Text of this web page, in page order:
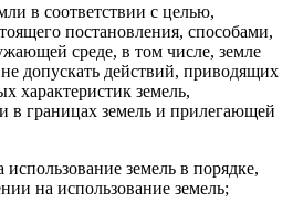
в соответствии с целью,
постановления, способами,
среде, в том числе, земле
допускать действий, приводящих
характеристик земель,
в границах земель и прилегающей
использование земель в порядке,
на использование земель;